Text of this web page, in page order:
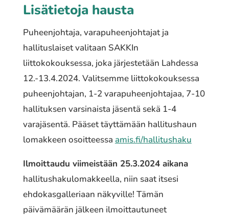
Lisätietoja hausta
Puheenjohtaja, varapuheenjohtajat ja
hallituslaiset valitaan SAKKIn
liittokokouksessa, joka järjestetään Lahdessa
12.-13.4.2024. Valitsemme liittokokouksessa
puheenjohtajan, 1-2 varapuheenjohtajaa, 7-10
hallituksen varsinaista jäsentä sekä 1-4
varajäsentä. Pääset täyttämään hallitushaun
lomakkeen osoitteessa amis.fi/hallitushaku
Ilmoittaudu viimeistään 25.3.2024 aikana
hallitushakulomakkeella, niin saat itsesi
ehdokasgalleriaan näkyville! Tämän
päivämäärän jälkeen ilmoittautuneet